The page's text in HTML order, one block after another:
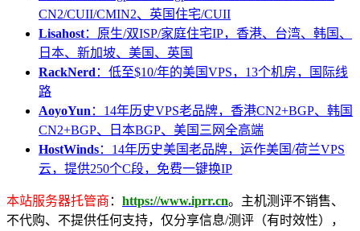
CN2/CUII/CMIN2、英国住宅/CUII
Lisahost：原生/双ISP/家庭住宅IP，香港、台湾、韩国、
日本、新加坡、美国、英国
RackNerd ：低至$10/年的美国VPS，13个机房，国际线
路
AoyoYun ：14年历史VPS老品牌，香港CN2+BGP、韩国
CN2+BGP、日本BGP、美国三网全高端
HostWinds：14年历史美国老品牌，运作美国/荷兰VPS
云，提供250个C段，免费一键换IP
本站服务器托管商 ： https://www.iprr.cn。主机测评不销售、
不代购、不提供任何支持，仅分享信息/测评（有时效性），